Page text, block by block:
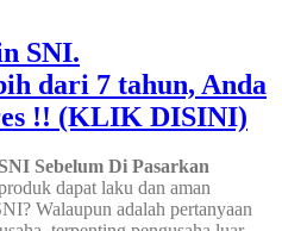
SNI.
dari 7 tahun, Anda
!! (KLIK DISINI)
Sebelum Di Pasarkan
dapat laku dan aman
Walaupun adalah pertanyaan